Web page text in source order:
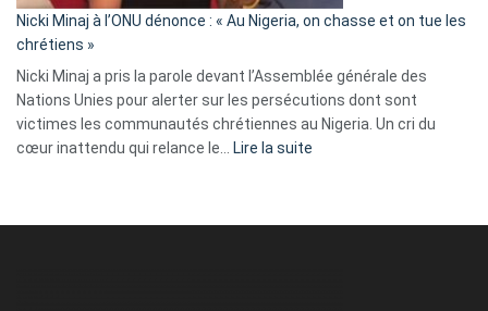
parle
ses
tripes »
Nicki Minaj à l’ONU dénonce : « Au Nigeria, on chasse et on tue les
chrétiens »
Nicki Minaj a pris la parole devant l’Assemblée générale des
Nations Unies pour alerter sur les persécutions dont sont
victimes les communautés chrétiennes au Nigeria. Un cri du
cœur inattendu qui relance le… Lire la suite